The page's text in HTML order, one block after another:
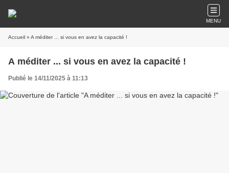
MENU
Accueil » A méditer ... si vous en avez la capacité !
A méditer ... si vous en avez la capacité !
Publié le 14/11/2025 à 11:13